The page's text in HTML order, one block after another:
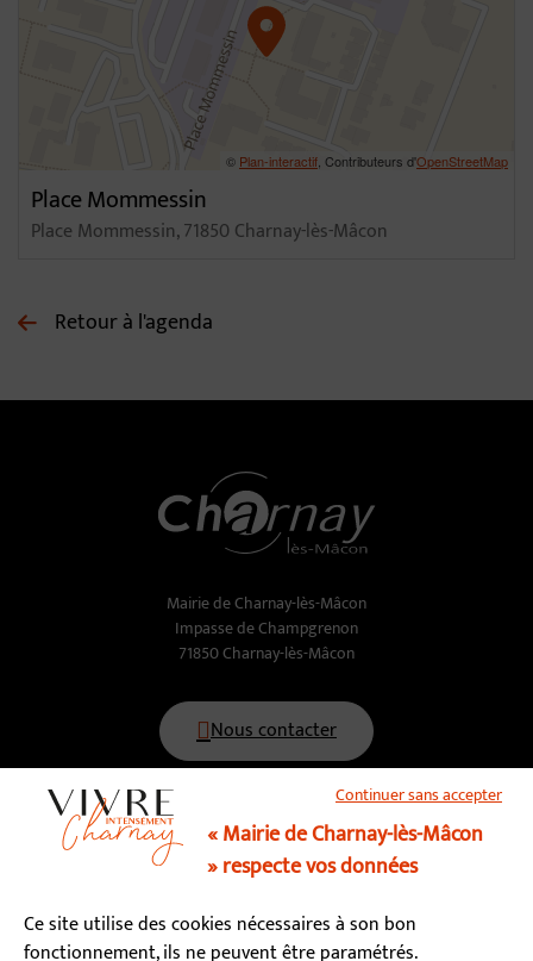
© Plan-interactif , Contributeurs d'OpenStreetMap
Place Mommessin
Place Mommessin, 71850 Charnay-lès-Mâcon
Retour à l'agenda
Mairie de Charnay-lès-Mâcon
Impasse de Champgrenon
71850 Charnay-lès-Mâcon
Nous contacter
03 85 34 15 70
Lundi, mardi, mercredi, vendredi : 9h - 12h / 13h - 17h
Jeudi : fermé le matin / 13h - 17h
Continuer sans accepter
« Mairie de Charnay-lès-Mâcon
» respecte vos données
Ce site utilise des cookies nécessaires à son bon
fonctionnement, ils ne peuvent être paramétrés.